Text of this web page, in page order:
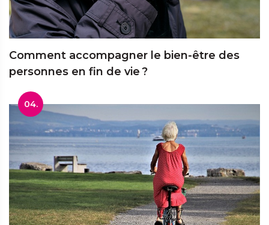
Comment accompagner le bien-être des
personnes en fin de vie ?
04.